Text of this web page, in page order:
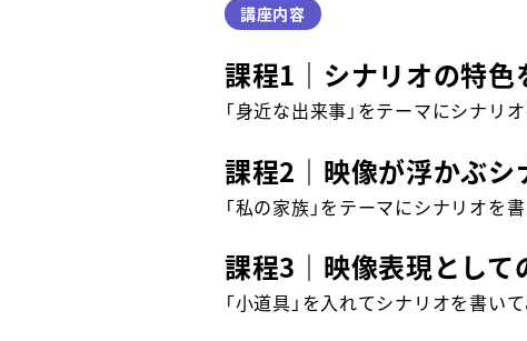
講座内容
課程1｜シナリオの特色
「身近な出来事」をテーマにシナリ
課程2｜映像が浮かぶシ
「私の家族」をテーマにシナリオを
課程3｜映像表現として
「小道具」を入れてシナリオを書い